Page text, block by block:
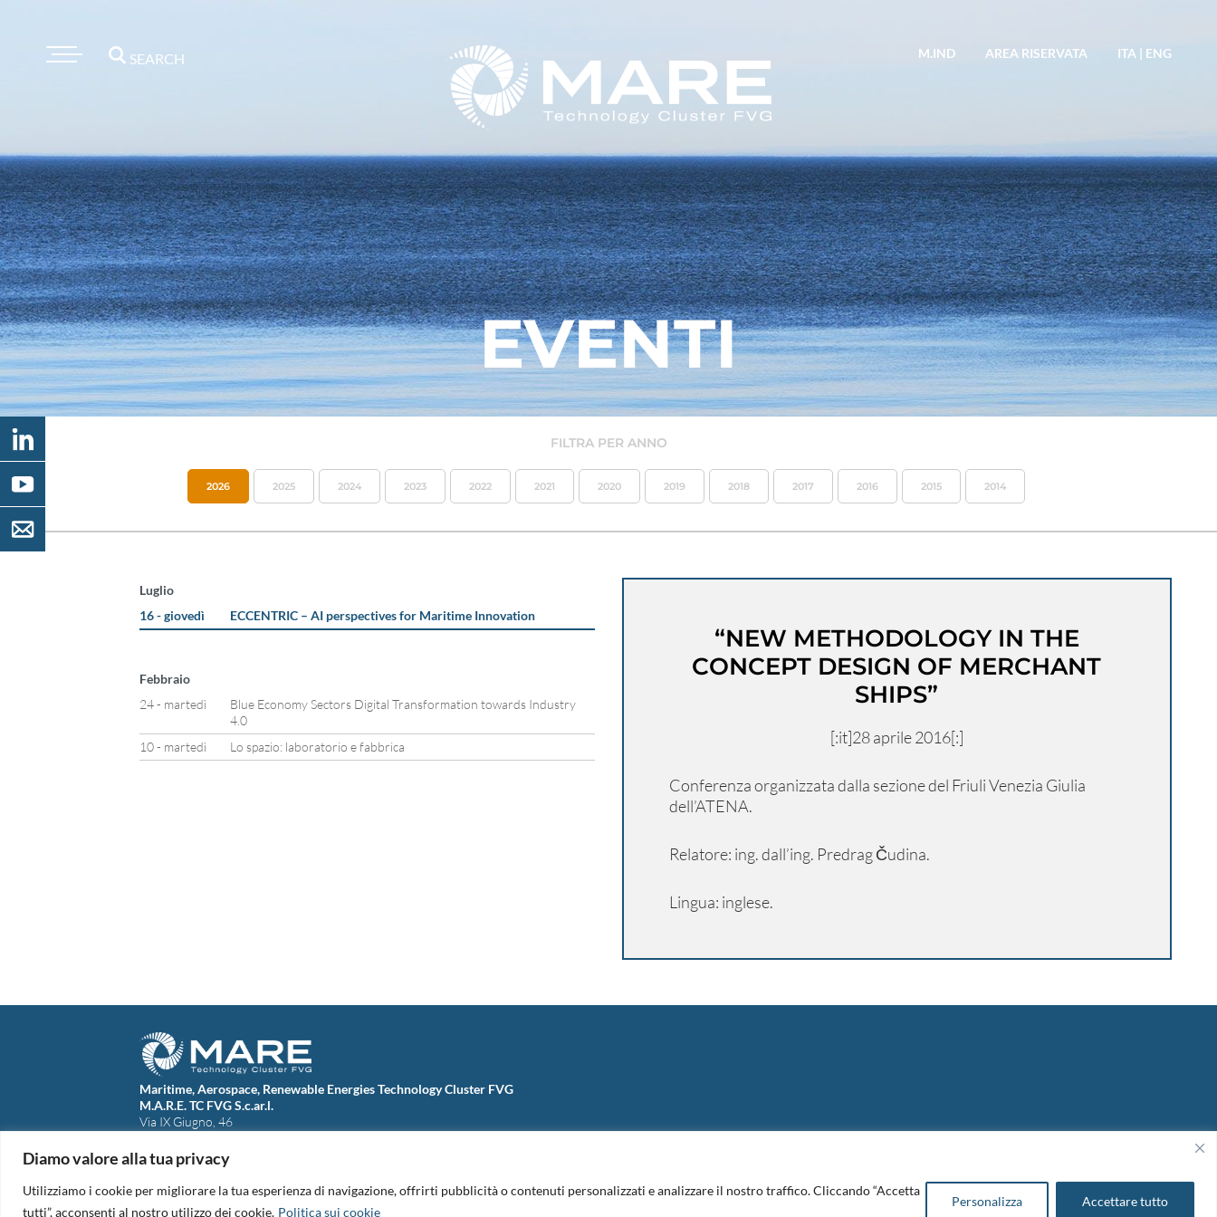
Diamo valore alla tua privacy
Utilizziamo i cookie per migliorare la tua esperienza di navigazione, offrirti pubblicità o contenuti personalizzati e analizzare il nostro traffico. Cliccando “Accetta
tutti”, acconsenti al nostro utilizzo dei cookie. Politica sui cookie
Personalizza Accettare tutto
SEARCH M.IND AREA RISERVATA ITA | ENG
EVENTI
FILTRA PER ANNO
2026 2025 2024 2023 2022 2021 2020 2019 2018 2017 2016 2015 2014
Luglio
16 - giovedì
ECCENTRIC – AI perspectives for Maritime Innovation
Febbraio
24 - martedì
Blue Economy Sectors Digital Transformation towards Industry
4.0
10 - martedì
Lo spazio: laboratorio e fabbrica
“NEW METHODOLOGY IN THE
CONCEPT DESIGN OF MERCHANT
SHIPS”
[:it]28 aprile 2016[:]
Conferenza organizzata dalla sezione del Friuli Venezia Giulia
dell’ATENA.
Relatore: ing. dall’ing. Predrag Čudina.
Lingua: inglese.
Maritime, Aerospace, Renewable Energies Technology Cluster FVG
M.A.R.E. TC FVG S.c.ar.l.
Via IX Giugno, 46
tel. +39 0481 723440
Codice Fiscale e Partita Iva: 01138620313
PEC:marefvg@legalmail.it
Copyright 2026. Design and development by B42
Amm. Trasparente|Bandi & Avvisi